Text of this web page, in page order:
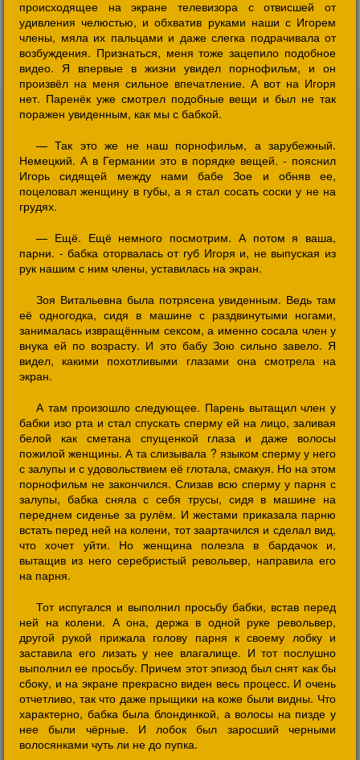
происходящее на экране телевизора с отвисшей от
удивления челюстью, и обхватив руками наши с Игорем
члены, мяла их пальцами и даже слегка подрачивала от
возбуждения. Признаться, меня тоже зацепило подобное
видео. Я впервые в жизни увидел порнофильм, и он
произвёл на меня сильное впечатление. А вот на Игоря
нет. Паренёк уже смотрел подобные вещи и был не так
поражен увиденным, как мы с бабкой.
— Так это же не наш порнофильм, а зарубежный.
Немецкий. А в Германии это в порядке вещей. - пояснил
Игорь сидящей между нами бабе Зое и обняв ее,
поцеловал женщину в губы, а я стал сосать соски у не на
грудях.
— Ещё. Ещё немного посмотрим. А потом я ваша,
парни. - бабка оторвалась от губ Игоря и, не выпуская из
рук нашим с ним члены, уставилась на экран.
Зоя Витальевна была потрясена увиденным. Ведь там
её одногодка, сидя в машине с раздвинутыми ногами,
занималась извращённым сексом, а именно сосала член у
внука ей по возрасту. И это бабу Зою сильно завело. Я
видел, какими похотливыми глазами она смотрела на
экран.
А там произошло следующее. Парень вытащил член у
бабки изо рта и стал спускать сперму ей на лицо, заливая
белой как сметана спущенкой глаза и даже волосы
пожилой женщины. А та слизывала ? языком сперму у него
с залупы и с удовольствием её глотала, смакуя. Но на этом
порнофильм не закончился. Слизав всю сперму у парня с
залупы, бабка сняла с себя трусы, сидя в машине на
переднем сиденье за рулём. И жестами приказала парню
встать перед ней на колени, тот заартачился и сделал вид,
что хочет уйти. Но женщина полезла в бардачок и,
вытащив из него серебристый револьвер, направила его
на парня.
Тот испугался и выполнил просьбу бабки, встав перед
ней на колени. А она, держа в одной руке револьвер,
другой рукой прижала голову парня к своему лобку и
заставила его лизать у нее влагалище. И тот послушно
выполнил ее просьбу. Причем этот эпизод был снят как бы
сбоку, и на экране прекрасно виден весь процесс. И очень
отчетливо, так что даже прыщики на коже были видны. Что
характерно, бабка была блондинкой, а волосы на пизде у
нее были чёрные. И лобок был заросший черными
волосянками чуть ли не до пупка.